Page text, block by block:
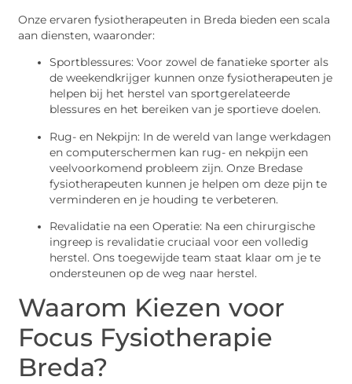
Onze ervaren fysiotherapeuten in Breda bieden een scala
aan diensten, waaronder:
Sportblessures: Voor zowel de fanatieke sporter als
de weekendkrijger kunnen onze fysiotherapeuten je
helpen bij het herstel van sportgerelateerde
blessures en het bereiken van je sportieve doelen.
Rug- en Nekpijn: In de wereld van lange werkdagen
en computerschermen kan rug- en nekpijn een
veelvoorkomend probleem zijn. Onze Bredase
fysiotherapeuten kunnen je helpen om deze pijn te
verminderen en je houding te verbeteren.
Revalidatie na een Operatie: Na een chirurgische
ingreep is revalidatie cruciaal voor een volledig
herstel. Ons toegewijde team staat klaar om je te
ondersteunen op de weg naar herstel.
Waarom Kiezen voor
Focus Fysiotherapie
Breda?